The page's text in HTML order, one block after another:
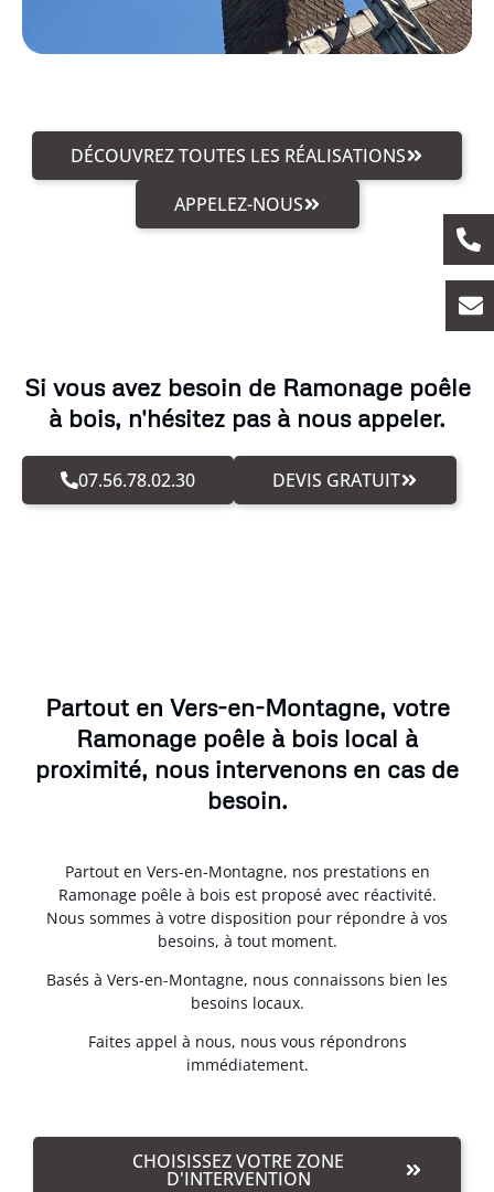
DÉCOUVREZ TOUTES LES RÉALISATIONS
APPELEZ-NOUS
Si vous avez besoin de Ramonage poêle
à bois, n'hésitez pas à nous appeler.
07.56.78.02.30 DEVIS GRATUIT
Partout en Vers-en-Montagne, votre
Ramonage poêle à bois local à
proximité, nous intervenons en cas de
besoin.
Partout en Vers-en-Montagne, nos prestations en
Ramonage poêle à bois est proposé avec réactivité.
Nous sommes à votre disposition pour répondre à vos
besoins, à tout moment.
Basés à Vers-en-Montagne, nous connaissons bien les
besoins locaux.
Faites appel à nous, nous vous répondrons
immédiatement.
CHOISISSEZ VOTRE ZONE
D'INTERVENTION